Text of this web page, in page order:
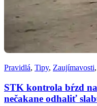
Pravidlá, Tipy, Zaujímavosti,
STK kontrola bŕzd na
nečakane odhaliť